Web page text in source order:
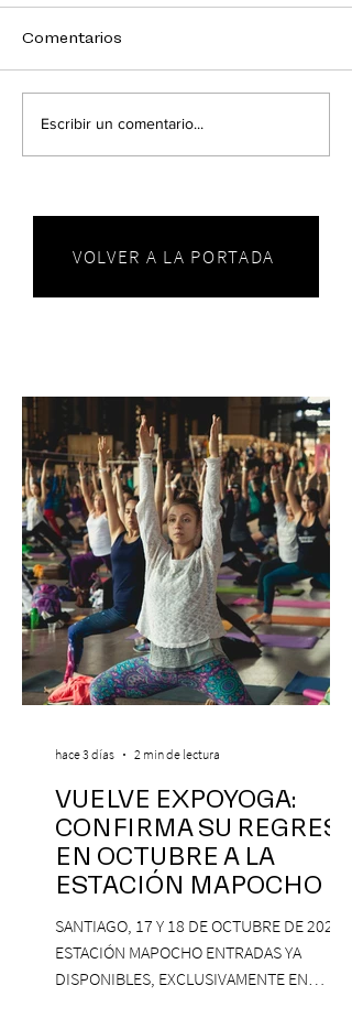
Comentarios
Escribir un comentario...
VOLVER A LA PORTADA
VUELVE EXPOYOGA:
CONFIRMA SU REGRESO
EN OCTUBRE A LA
ESTACIÓN MAPOCHO
SANTIAGO, 17 Y 18 DE OCTUBRE DE 2026,
ESTACIÓN MAPOCHO ENTRADAS YA
DISPONIBLES, EXCLUSIVAMENTE EN
hace 3 días 2 min de lectura